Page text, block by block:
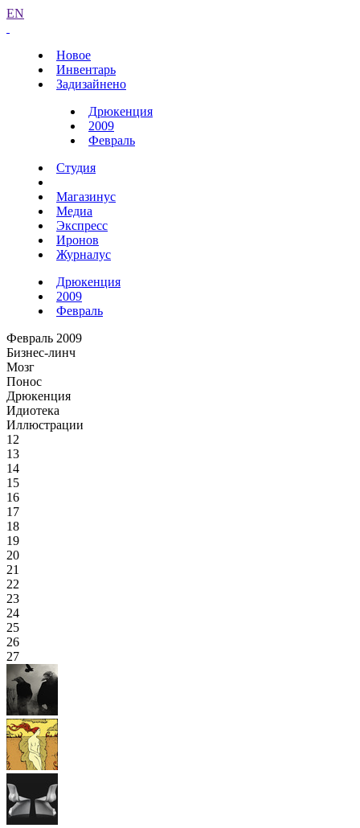
EN
Новое
Инвентарь
Задизайнено
Дрюкенция
2009
Февраль
Студия
Магазинус
Медиа
Экспресс
Иронов
Журналус
Дрюкенция
2009
Февраль
Февраль 2009
Бизнес-линч
Мозг
Понос
Дрюкенция
Идиотека
Иллюстрации
12
13
14
15
16
17
18
19
20
21
22
23
24
25
26
27